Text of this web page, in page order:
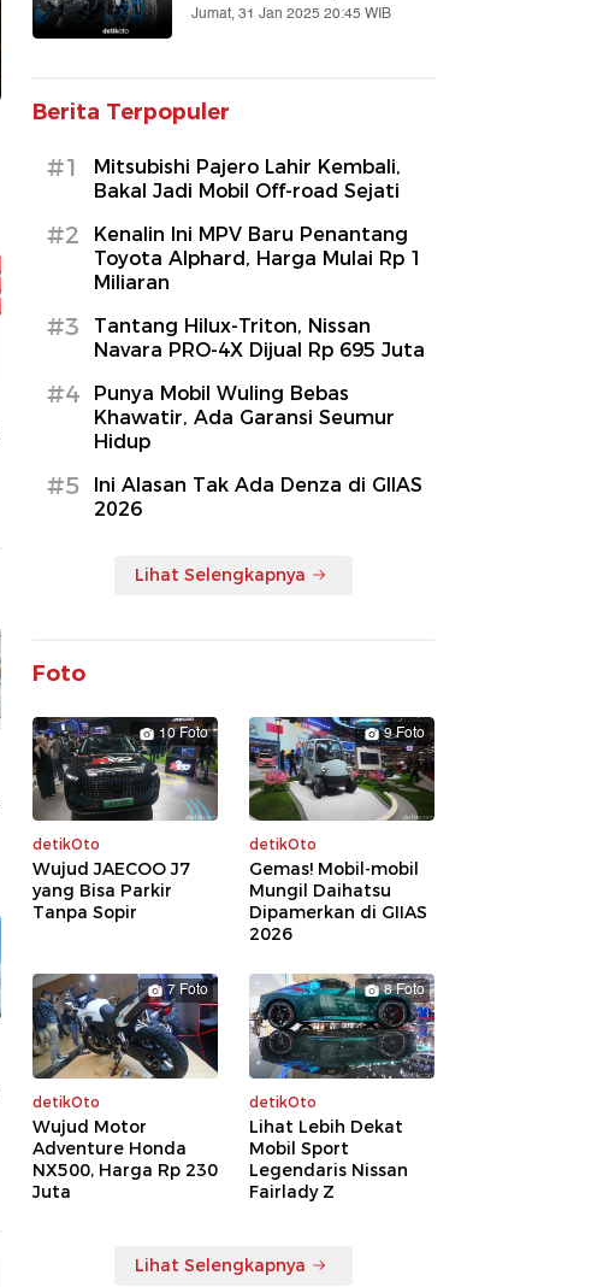
Jumat, 31 Jan 2025 20:45 WIB
Berita Terpopuler
#1
Mitsubishi Pajero Lahir Kembali,
Bakal Jadi Mobil Off-road Sejati
#2
Kenalin Ini MPV Baru Penantang
Toyota Alphard, Harga Mulai Rp 1
Miliaran
#3
Tantang Hilux-Triton, Nissan
Navara PRO-4X Dijual Rp 695 Juta
#4
Punya Mobil Wuling Bebas
Khawatir, Ada Garansi Seumur
Hidup
#5
Ini Alasan Tak Ada Denza di GIIAS
2026
Lihat Selengkapnya
Foto
10 Foto
detikOto
Wujud JAECOO J7
yang Bisa Parkir
Tanpa Sopir
9 Foto
detikOto
Gemas! Mobil-mobil
Mungil Daihatsu
Dipamerkan di GIIAS
2026
7 Foto
detikOto
Wujud Motor
Adventure Honda
NX500, Harga Rp 230
Juta
8 Foto
detikOto
Lihat Lebih Dekat
Mobil Sport
Legendaris Nissan
Fairlady Z
Lihat Selengkapnya